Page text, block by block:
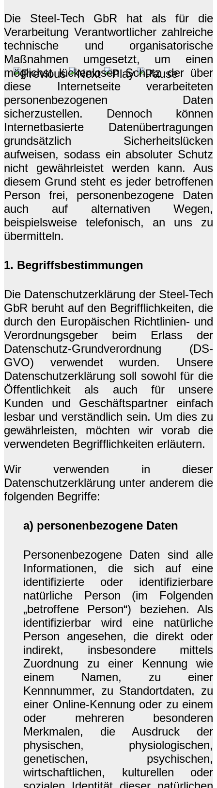
Die Steel-Tech GbR hat als für die
Verarbeitung Verantwortlicher zahlreiche
technische und organisatorische
Maßnahmen umgesetzt, um einen
möglichst lückenlosen Schutz der über
diese Internetseite verarbeiteten
personenbezogenen Daten
sicherzustellen. Dennoch können
Internetbasierte Datenübertragungen
grundsätzlich Sicherheitslücken
aufweisen, sodass ein absoluter Schutz
nicht gewährleistet werden kann. Aus
diesem Grund steht es jeder betroffenen
Person frei, personenbezogene Daten
auch auf alternativen Wegen,
beispielsweise telefonisch, an uns zu
übermitteln.
1. Begriffsbestimmungen
Die Datenschutzerklärung der Steel-Tech
GbR beruht auf den Begrifflichkeiten, die
durch den Europäischen Richtlinien- und
Verordnungsgeber beim Erlass der
Datenschutz-Grundverordnung (DS-
GVO) verwendet wurden. Unsere
Datenschutzerklärung soll sowohl für die
Öffentlichkeit als auch für unsere
Kunden und Geschäftspartner einfach
lesbar und verständlich sein. Um dies zu
gewährleisten, möchten wir vorab die
verwendeten Begrifflichkeiten erläutern.
Wir verwenden in dieser
Datenschutzerklärung unter anderem die
folgenden Begriffe:
a) personenbezogene Daten
Personenbezogene Daten sind alle
Informationen, die sich auf eine
identifizierte oder identifizierbare
natürliche Person (im Folgenden
„betroffene Person“) beziehen. Als
identifizierbar wird eine natürliche
Person angesehen, die direkt oder
indirekt, insbesondere mittels
Zuordnung zu einer Kennung wie
einem Namen, zu einer
Kennnummer, zu Standortdaten, zu
einer Online-Kennung oder zu einem
oder mehreren besonderen
Merkmalen, die Ausdruck der
physischen, physiologischen,
genetischen, psychischen,
wirtschaftlichen, kulturellen oder